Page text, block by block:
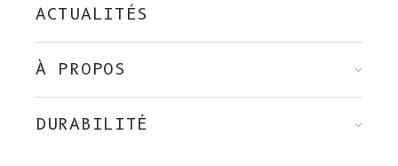
ACTUALITÉS
À PROPOS
DURABILITÉ